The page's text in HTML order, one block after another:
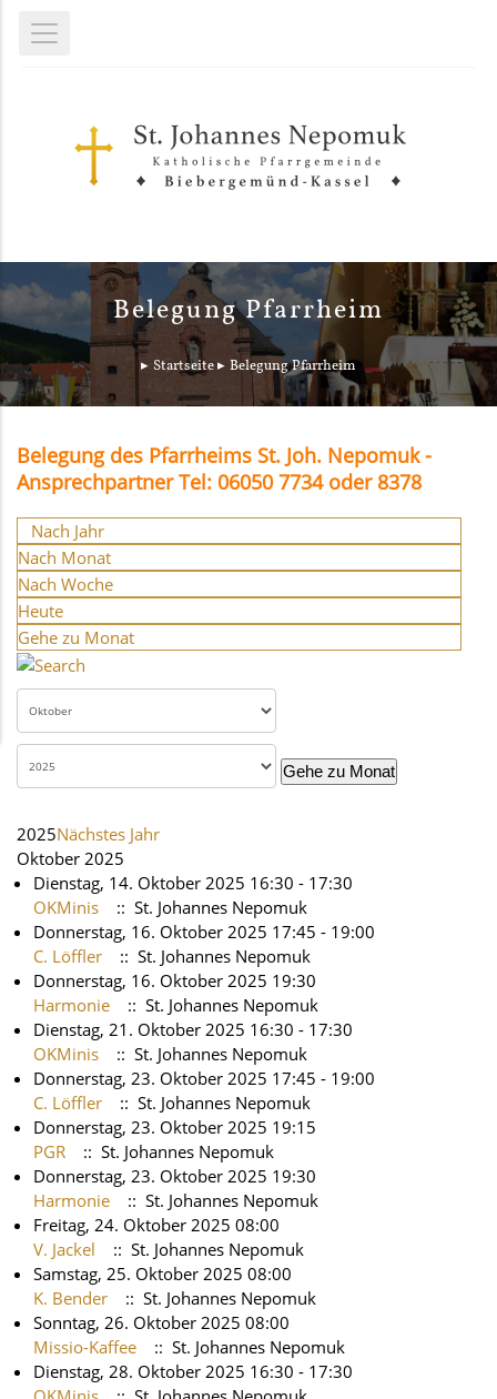
Belegung Pfarrheim
Startseite Belegung Pfarrheim
Belegung des Pfarrheims St. Joh. Nepomuk -
Ansprechpartner Tel: 06050 7734 oder 8378
Nach Jahr
Nach Monat
Nach Woche
Heute
Gehe zu Monat
Gehe zu Monat
2025Nächstes Jahr
Oktober 2025
Dienstag, 14. Oktober 2025 16:30 - 17:30
OKMinis
:: St. Johannes Nepomuk
Donnerstag, 16. Oktober 2025 17:45 - 19:00
C. Löffler
:: St. Johannes Nepomuk
Donnerstag, 16. Oktober 2025 19:30
Harmonie
:: St. Johannes Nepomuk
Dienstag, 21. Oktober 2025 16:30 - 17:30
OKMinis
:: St. Johannes Nepomuk
Donnerstag, 23. Oktober 2025 17:45 - 19:00
C. Löffler
:: St. Johannes Nepomuk
Donnerstag, 23. Oktober 2025 19:15
PGR
:: St. Johannes Nepomuk
Donnerstag, 23. Oktober 2025 19:30
Harmonie
:: St. Johannes Nepomuk
Freitag, 24. Oktober 2025 08:00
V. Jackel
:: St. Johannes Nepomuk
Samstag, 25. Oktober 2025 08:00
K. Bender
:: St. Johannes Nepomuk
Sonntag, 26. Oktober 2025 08:00
Missio-Kaffee
:: St. Johannes Nepomuk
Dienstag, 28. Oktober 2025 16:30 - 17:30